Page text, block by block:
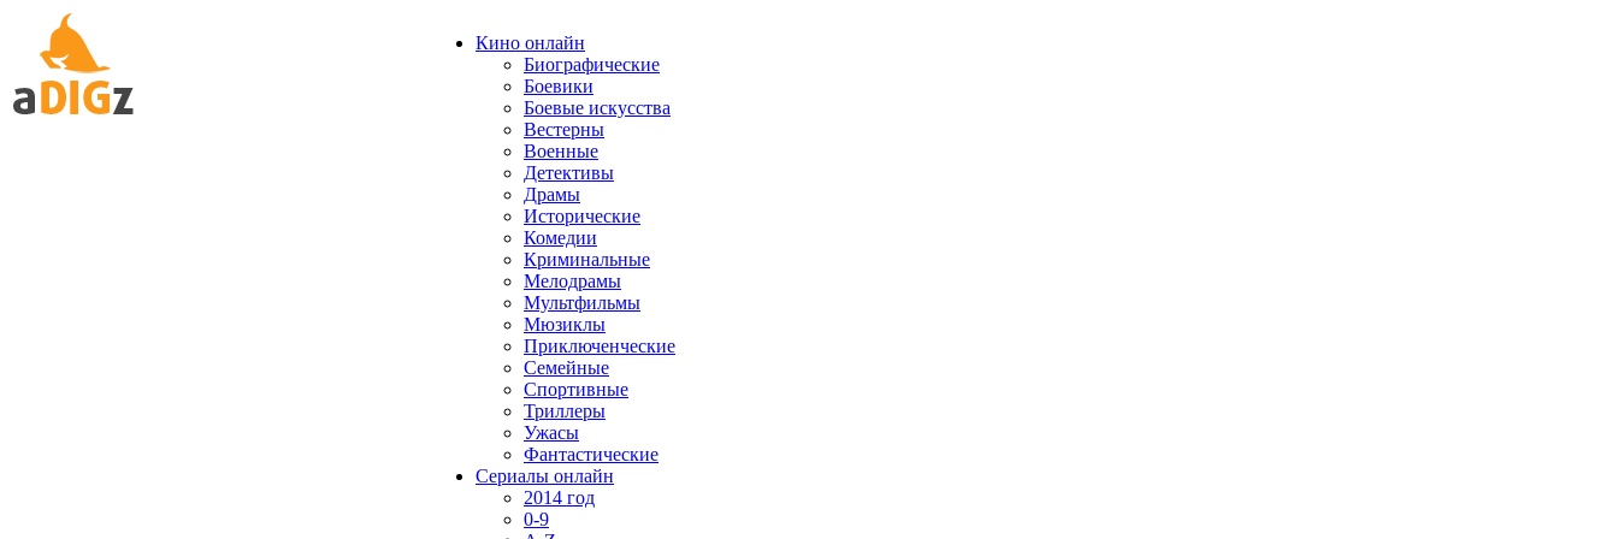
Кино онлайн
Биографические
Боевики
Боевые искусства
Вестерны
Военные
Детективы
Драмы
Исторические
Комедии
Криминальные
Мелодрамы
Мультфильмы
Мюзиклы
Приключенческие
Семейные
Спортивные
Триллеры
Ужасы
Фантастические
Сериалы онлайн
2014 год
0-9